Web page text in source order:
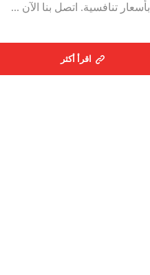
بأسعار تنافسية. اتصل بنا الآن ...
اقرأ أكثر